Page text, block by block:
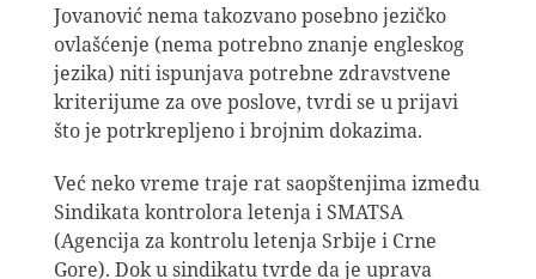
Jovanović nema takozvano posebno jezičko
ovlašćenje (nema potrebno znanje engleskog
jezika) niti ispunjava potrebne zdravstvene
kriterijume za ove poslove, tvrdi se u prijavi
što je potrkrepljeno i brojnim dokazima.
Već neko vreme traje rat saopštenjima između
Sindikata kontrolora letenja i SMATSA
(Agencija za kontrolu letenja Srbije i Crne
Gore). Dok u sindikatu tvrde da je uprava